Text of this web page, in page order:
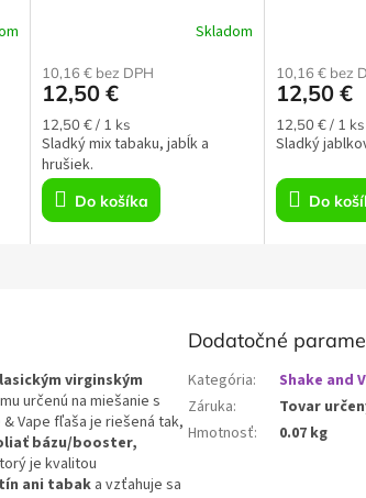
Skladom
10,16 € bez DPH
12,50 €
Jednotková
cena:
12,50 € / 1 ks
Do košíka
Sladký mix tabaku, jabĺk a
hrušiek.
10,16 € bez
12,50 €
Jednotková
cena:
12,50 € / 1 ks
Do
Sladký
virginským
určenú na miešanie s
Vape fľaša je riešená tak,
bázu/booster,
je kvalitou
ani tabaka vzťahuje sa
Dodatočné
Kategória:
Shake and
Záruka:
Tovar
Hmotnosť: 0.07 kg